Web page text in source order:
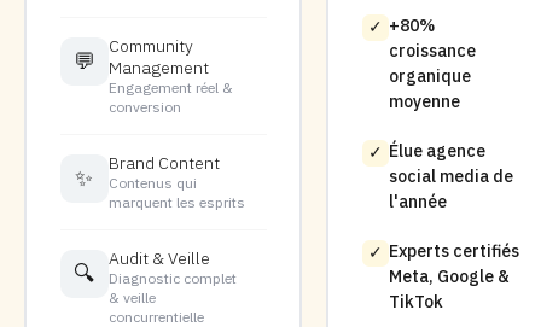
💬
Community
Management
Engagement réel &
conversion
✨
Brand Content
Contenus qui
marquent les esprits
🔍
Audit & Veille
Diagnostic complet
& veille
concurrentielle
✓ +80%
croissance
organique
moyenne
✓ Élue agence
social media de
l'année
✓ Experts certifiés
Meta, Google &
TikTok